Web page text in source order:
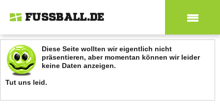
FUSSBALL.DE
Diese Seite wollten wir eigentlich nicht
präsentieren, aber momentan können wir leider
keine Daten anzeigen.
Tut uns leid.